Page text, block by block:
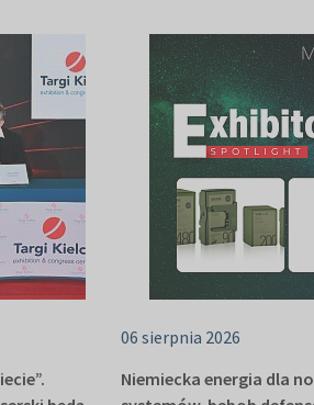
06 sierpnia 2026
Niemiecka energia dla